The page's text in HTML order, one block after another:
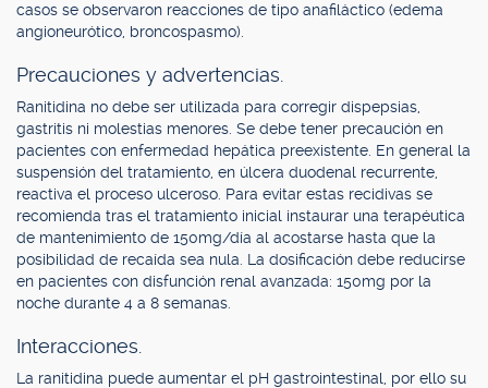
casos se observaron reacciones de tipo anafiláctico (edema
angioneurótico, broncospasmo).
Precauciones y advertencias.
Ranitidina no debe ser utilizada para corregir dispepsias,
gastritis ni molestias menores. Se debe tener precaución en
pacientes con enfermedad hepática preexistente. En general la
suspensión del tratamiento, en úlcera duodenal recurrente,
reactiva el proceso ulceroso. Para evitar estas recidivas se
recomienda tras el tratamiento inicial instaurar una terapéutica
de mantenimiento de 150mg/día al acostarse hasta que la
posibilidad de recaída sea nula. La dosificación debe reducirse
en pacientes con disfunción renal avanzada: 150mg por la
noche durante 4 a 8 semanas.
Interacciones.
La ranitidina puede aumentar el pH gastrointestinal, por ello su